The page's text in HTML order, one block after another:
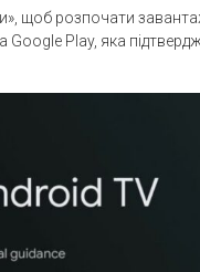
щоб розпочати
Google Play, яка